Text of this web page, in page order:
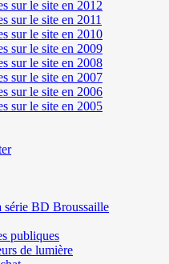
sur le site en 2012
sur le site en 2011
sur le site en 2010
sur le site en 2009
sur le site en 2008
sur le site en 2007
sur le site en 2006
sur le site en 2005
série BD Broussaille
publiques
de lumière